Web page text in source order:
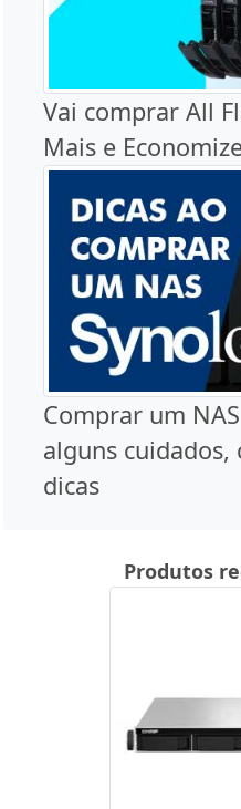
Vai comprar All
Mais e
Comprar um
alguns cuidados,
dicas
Produtos